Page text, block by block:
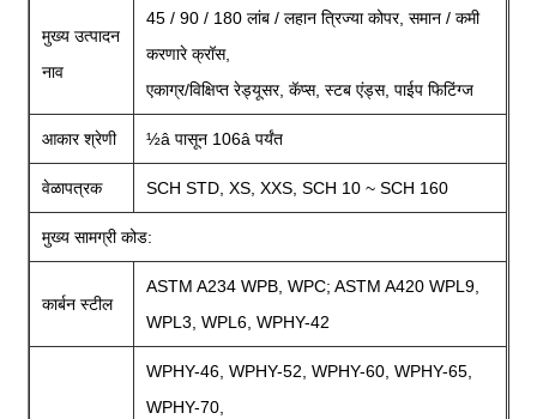
मुख्य उत्पादन
नाव
45 / 90 / 180 लांब / लहान त्रिज्या कोपर, समान / कमी
करणारे क्रॉस,
एकाग्र/विक्षिप्त रेड्यूसर, कॅप्स, स्टब एंड्स, पाईप फिटिंग्ज
आकार श्रेणी ½â पासून 106â पर्यंत
वेळापत्रक SCH STD, XS, XXS, SCH 10 ~ SCH 160
मुख्य सामग्री कोड:
कार्बन स्टील
ASTM A234 WPB, WPC; ASTM A420 WPL9,
WPL3, WPL6, WPHY-42
WPHY-46, WPHY-52, WPHY-60, WPHY-65,
WPHY-70,